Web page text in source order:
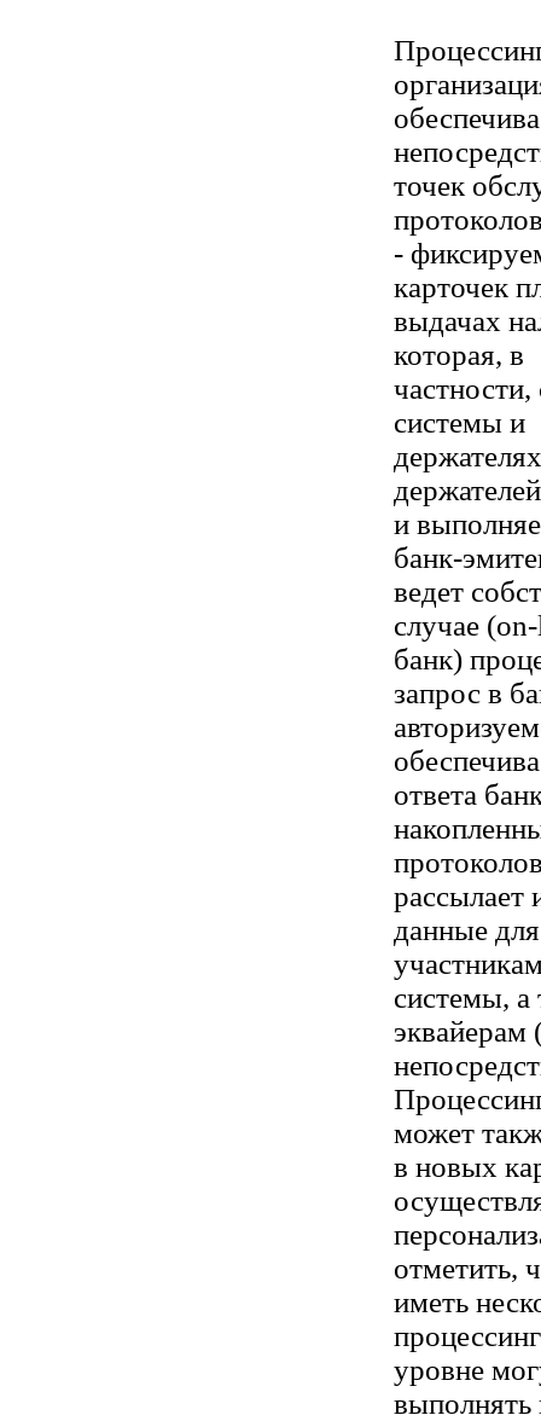
точек
-
карточек
выдачах
которая, в
системы и
и
банк-
ведет
случае
банк)
запрос в
ответа
рассылает
данные
системы, а
эквайерам
может
в новых
отметить,
иметь
уровне
выполнять